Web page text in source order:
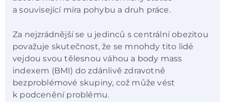
a související míra pohybu a druh práce.
Za nejzrádnější se u jedinců s centrální obezitou
považuje skutečnost, že se mnohdy tito lidé
vejdou svou tělesnou váhou a body mass
indexem (BMI) do zdánlivě zdravotně
bezproblémové skupiny, což může vést
k podcenění problému.